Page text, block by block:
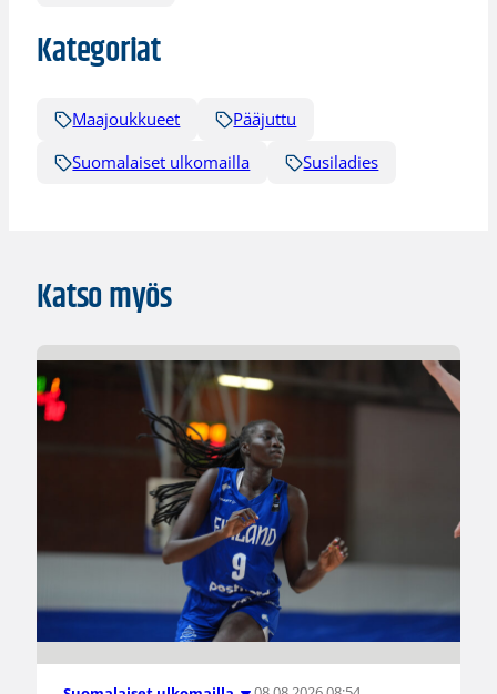
Kategoriat
Maajoukkueet
Pääjuttu
Suomalaiset ulkomailla
Susiladies
Katso myös